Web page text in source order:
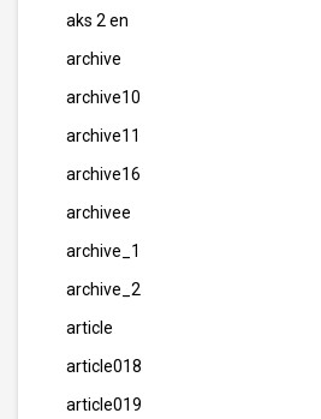
aks 2 en
archive
archive10
archive11
archive16
archivee
archive_1
archive_2
article
article018
article019